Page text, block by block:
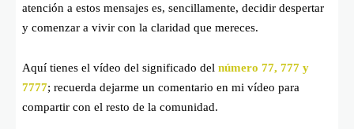
atención a estos mensajes es, sencillamente, decidir despertar
y comenzar a vivir con la claridad que mereces.
Aquí tienes el vídeo del significado del número 77, 777 y
7777; recuerda dejarme un comentario en mi vídeo para
compartir con el resto de la comunidad.